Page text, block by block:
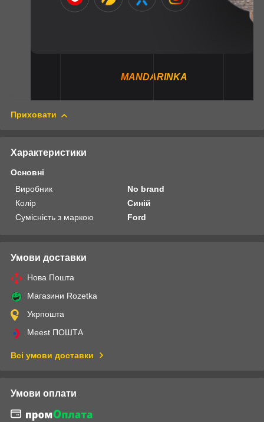
MANDARINKA
Приховати
Характеристики
Основні
Виробник
No brand
Колір
Синій
Сумісність з маркою
Ford
Умови доставки
Нова Пошта
Магазини Rozetka
Укрпошта
Meest ПОШТА
Всі умови доставки
Умови оплати